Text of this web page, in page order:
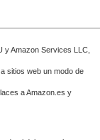
y Amazon Services LLC,
sitios web un modo de
a Amazon.es y